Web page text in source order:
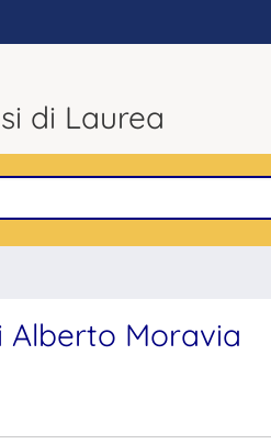
di Laurea
Alberto Moravia